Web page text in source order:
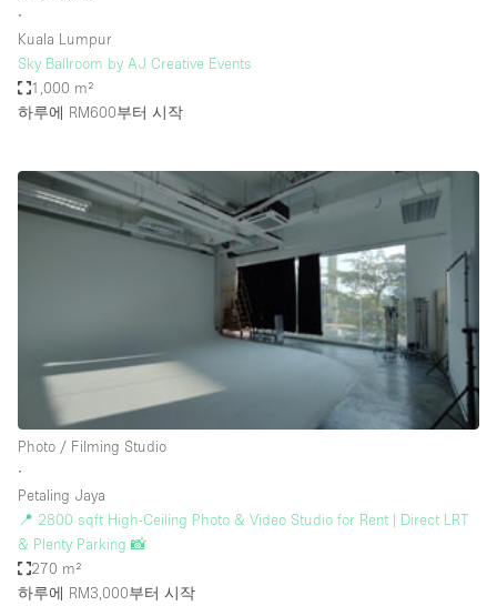
Mall Shop
Mansion / House
Meeting Space
Other
Photo / Filming Studio
Stall / Market Stall
Unique Space
Warehouse
∙
Kuala Lumpur
Sky Ballroom by AJ Creative Events
1,000 m²
하루에 RM600부터 시작
Photo / Filming Studio
∙
Petaling Jaya
📍 2800 sqft High-Ceiling Photo & Video Studio for Rent | Direct LRT
& Plenty Parking 📸
270 m²
하루에 RM3,000부터 시작